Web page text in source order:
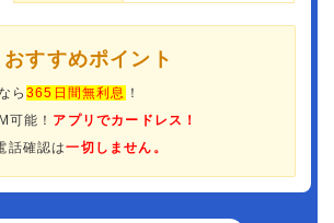
おすすめポイント
ら365日間無利息
！
可能！ アプリでカードレス！
話確認は一切しません。